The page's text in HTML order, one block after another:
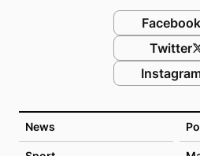
News
Facebook
Twitter